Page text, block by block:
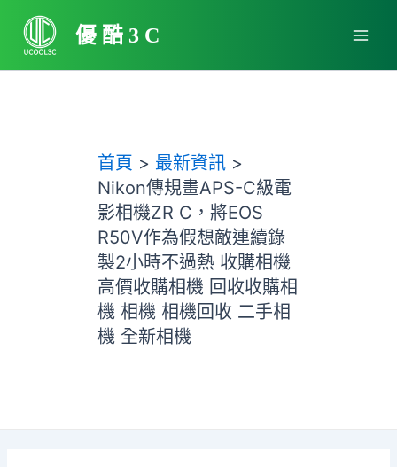
要
優酷3C
首頁
最新資訊
Nikon傳規畫APS-C級電
影相機ZR C，將EOS
R50V作為假想敵連續錄
製2小時不過熱 收購相機
高價收購相機 回收收購相
機 相機 相機回收 二手相
機 全新相機